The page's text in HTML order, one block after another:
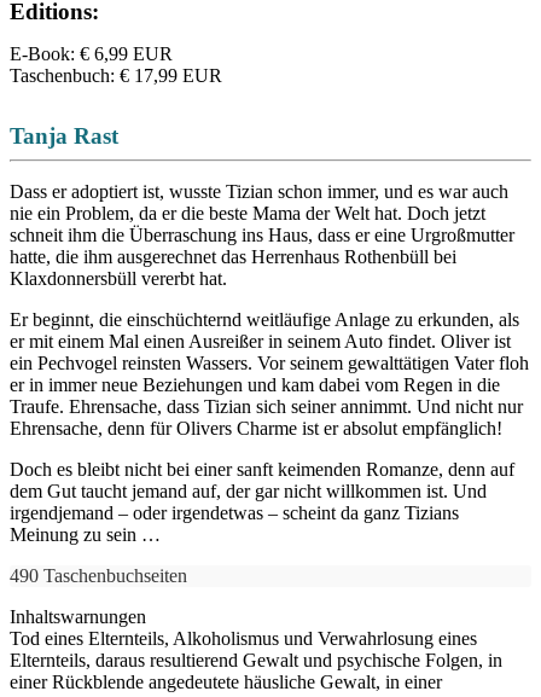
Editions:
E-Book: € 6,99 EUR
Taschenbuch: € 17,99 EUR
Tanja Rast
Dass er adoptiert ist, wusste Tizian schon immer, und es war auch
nie ein Problem, da er die beste Mama der Welt hat. Doch jetzt
schneit ihm die Überraschung ins Haus, dass er eine Urgroßmutter
hatte, die ihm ausgerechnet das Herrenhaus Rothenbüll bei
Klaxdonnersbüll vererbt hat.
Er beginnt, die einschüchternd weitläufige Anlage zu erkunden, als
er mit einem Mal einen Ausreißer in seinem Auto findet. Oliver ist
ein Pechvogel reinsten Wassers. Vor seinem gewalttätigen Vater floh
er in immer neue Beziehungen und kam dabei vom Regen in die
Traufe. Ehrensache, dass Tizian sich seiner annimmt. Und nicht nur
Ehrensache, denn für Olivers Charme ist er absolut empfänglich!
Doch es bleibt nicht bei einer sanft keimenden Romanze, denn auf
dem Gut taucht jemand auf, der gar nicht willkommen ist. Und
irgendjemand – oder irgendetwas – scheint da ganz Tizians
Meinung zu sein …
490 Taschenbuchseiten
Inhaltswarnungen
Tod eines Elternteils, Alkoholismus und Verwahrlosung eines
Elternteils, daraus resultierend Gewalt und psychische Folgen, in
einer Rückblende angedeutete häusliche Gewalt, in einer